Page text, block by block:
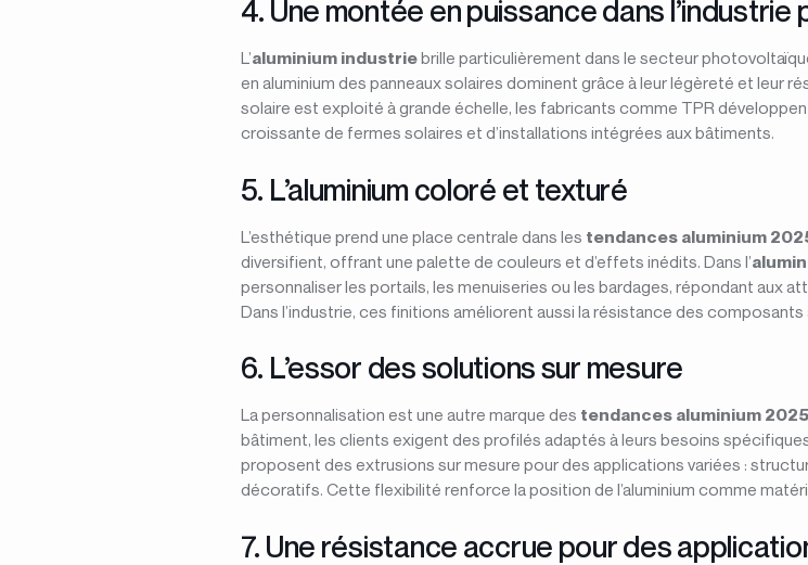
4. Une montée en puissance dans
L’aluminium industriebrille particulièrement dans le secteur
en aluminium des panneaux solaires dominent grâce à leur légèreté et leur
solaire est exploité à grande échelle, les fabricants comme TPR
croissante de fermes solaires et d’installations intégrées aux bâtiments.
5. L’aluminium coloré et texturé
L’esthétique prend une place centrale dans les tendances aluminium
diversifient, offrant une palette de couleurs et d’effets inédits. Dans l’
personnaliser les portails, les menuiseries ou les bardages, répondant aux
Dans l’industrie, ces finitions améliorent aussi la résistance des
6. L’essor des solutions sur mesure
La personnalisation est une autre marque des tendances aluminium 2025
bâtiment, les clients exigent des profilés adaptés à leurs besoins
proposent des extrusions sur mesure pour des applications variées :
décoratifs. Cette flexibilité renforce la position de l’aluminium comme
7. Une résistance accrue pour des